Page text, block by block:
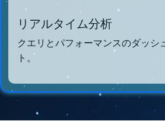
リアルタイム分析
クエリとパフォーマンスのダッシ
ト。